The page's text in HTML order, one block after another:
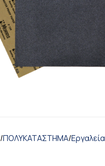
/ΠΟΛΥΚΑΤΑΣΤΗΜΑ/Εργαλεία